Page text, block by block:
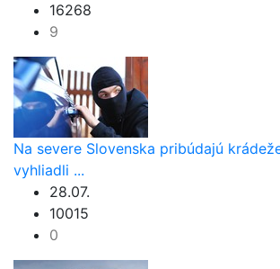
16268
9
Na severe Slovenska pribúdajú
vyhliadli ...
28.07.
10015
0